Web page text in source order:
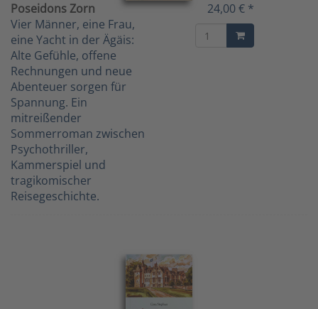
Poseidons Zorn
Vier Männer, eine Frau,
eine Yacht in der Ägäis:
Alte Gefühle, offene
Rechnungen und neue
Abenteuer sorgen für
Spannung. Ein
mitreißender
Sommerroman zwischen
Psychothriller,
Kammerspiel und
tragikomischer
Reisegeschichte.
24,00 € *